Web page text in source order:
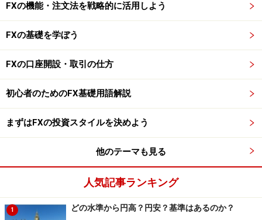
利益はついてくる
トモラニさんの勝つ秘訣は……
ガイド内田 でもメンタル面を鍛えることって、とても
トモラニさん自分をトレードに合わせて変えようとす
るから難しいのね。自分を認めて、自分にあった方法で
トレードすれば、それは難しいことではなくなる。
FXの機能・注文法を戦略的に活用しよう
FXの基礎を学ぼう
FXの口座開設・取引の仕方
初心者のためのFX基礎用語解説
まずはFXの投資スタイルを決めよう
他のテーマも見る
人気記事ランキング
1 どの水準から円高？円安？基準はあるのか？